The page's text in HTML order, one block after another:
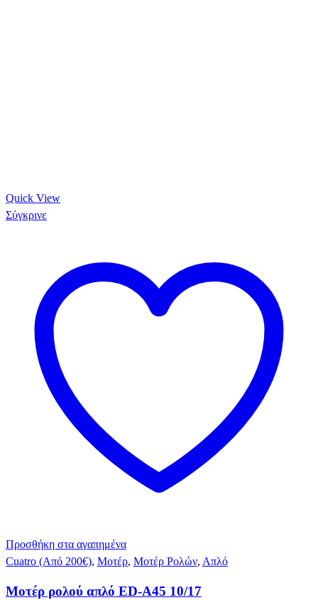
Quick View
Σύγκρινε
Προσθήκη στα αγαπημένα
Cuatro (Από 200€), Μοτέρ, Μοτέρ Ρολών, Απλό
Μοτέρ ρολού απλό ED-A45 10/17